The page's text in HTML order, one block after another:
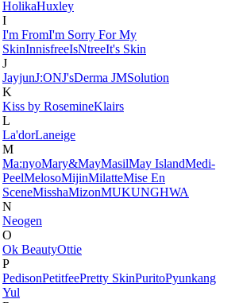
HolikaHuxley
I
I'm FromI'm Sorry For My
SkinInnisfreeIsNtreeIt's Skin
J
JayjunJ:ONJ'sDerma JMSolution
K
Kiss by RosemineKlairs
L
La'dorLaneige
M
Ma:nyoMary&MayMasilMay IslandMedi-
PeelMelosoMijinMilatteMise En
SceneMisshaMizonMUKUNGHWA
N
Neogen
O
Ok BeautyOttie
P
PedisonPetitfeePretty SkinPuritoPyunkang
Yul